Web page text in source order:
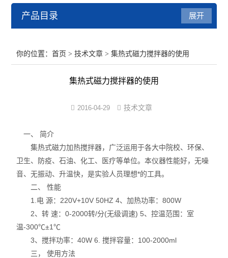
产品目录
薄膜蒸发仪
不锈钢浓缩装置
卫生级储罐
脱色罐
展开
你的位置：首页 >技术文章 > 集热式磁力搅拌器的使用
集热式磁力搅拌器的使用
2016-04-29 技术文章
一、 简介
集热式磁力加热搅拌器，广泛运用于各大中院校、环保、
卫生、防疫、石油、化工、医疗等单位。本仪器性能好，无噪
音、无振动、升温快，是实验人员理想*的工具。
二、 性能
1.电 源：220V+10V 50HZ 4、加热功率：800W
2、转 速：0-2000转/分(无级调速) 5、控温范围：室
温-300℃±1℃
3、搅拌功率：40W 6. 搅拌容量：100-2000ml
三， 使用方法